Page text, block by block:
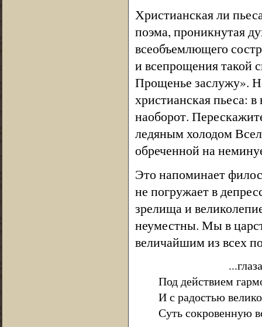
Христианская ли
поэма, проникнутая
всеобъемлющего
и всепрощения такой
Прощенье заслужу».
христианская пьеса:
наоборот.
ледяным холодом
обреченной на
Это напоминает
не погружает в
зрелища и
неуместны. Мы в
величайшим из всех
...глаза
Под действием
И с радостью
Суть сокровенную